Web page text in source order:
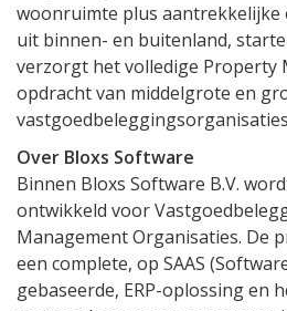
woonruimte plus aantrekkelijke
uit binnen- en buitenland,
verzorgt het volledige Property
opdracht van middelgrote en
Over Bloxs Software
Binnen Bloxs Software B.V.
ontwikkeld voor
Management Organisaties. De
een complete, op SAAS
gebaseerde, ERP-oplossing en